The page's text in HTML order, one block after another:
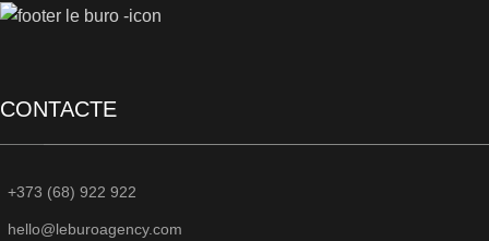
CONTACTE
+373 (68) 922 922
hello@leburoagency.com